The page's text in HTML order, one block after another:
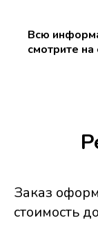
Всю
смотрите
Заказ
стоимость